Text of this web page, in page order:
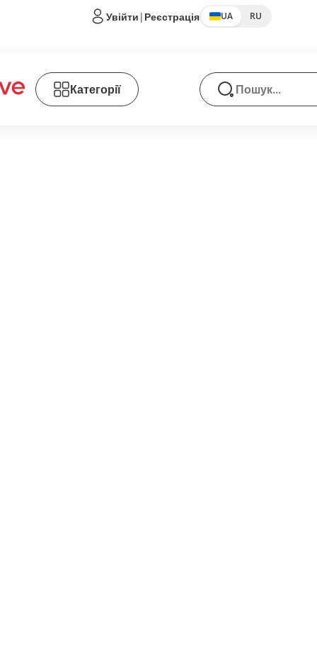
Увійти | Реєстрація UA RU
Категорії Пошук товарів